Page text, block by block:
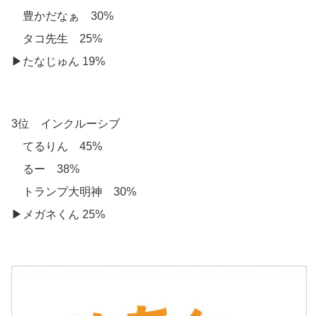
豊かだなぁ 30%
タコ先生 25%
▶︎たなじゅん 19%
3位 インクルーシブ
てるりん 45%
るー 38%
トランプ大明神 30%
▶︎メガネくん 25%